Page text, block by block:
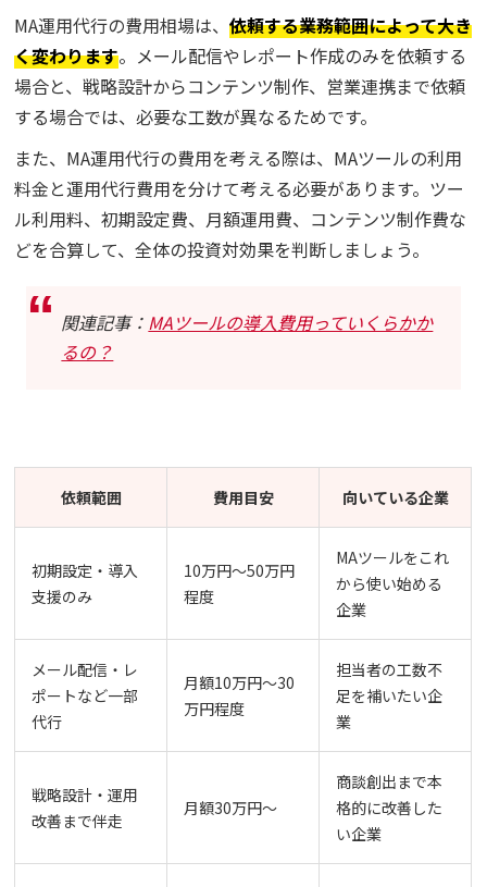
MA運用代行の費用相場は、依頼する業務範囲によって大き
く変わります。メール配信やレポート作成のみを依頼する
場合と、戦略設計からコンテンツ制作、営業連携まで依頼
する場合では、必要な工数が異なるためです。
また、MA運用代行の費用を考える際は、MAツールの利用
料金と運用代行費用を分けて考える必要があります。ツー
ル利用料、初期設定費、月額運用費、コンテンツ制作費な
どを合算して、全体の投資対効果を判断しましょう。
関連記事： MAツールの導入費用っていくらかか
るの？
依頼範囲 費用目安 向いている企業
初期設定・導入
支援のみ
10万円〜50万円
程度
MAツールをこれ
から使い始める
企業
メール配信・レ
ポートなど一部
代行
月額10万円〜30
万円程度
担当者の工数不
足を補いたい企
業
戦略設計・運用
改善まで伴走
月額30万円〜
商談創出まで本
格的に改善した
い企業